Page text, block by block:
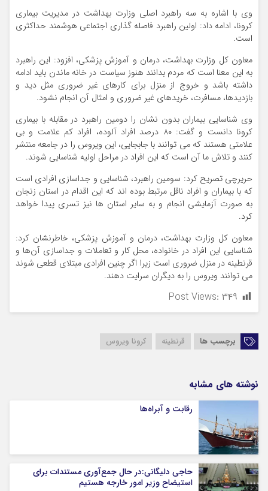
وی با اشاره به سه راهبرد اصلی وزارت بهداشت در مدیریت بیماری
کرونا، ادامه داد: اولین راهبرد فاصله گذاری اجتماعی هوشمند حداکثری
است.
معاون کل وزارت بهداشت، درمان و آموزش پزشکی، افزود: این راهبرد
به این معنا است که مردم بدانند هنوز سیاست در خانه ماندن باید ادامه
داشته باشد و خروج از منزل برای کارهای غیر ضروری مثل دید و
بازدیدها، مسافرت، خریدهای غیر ضروری و امثال آن انجام نشود.
وی شناسایی بیماران بدون نشان را دومین راهبرد در مقابله با بیماری
کرونا دانست و گفت: ۸۰ درصد افراد آلوده، افراد کم علامت و بی
علامتی هستند که می توانند با جابجایی، این ویروس را در جامعه منتشر
کنند و تلاش ما آن است که این افراد در مراحل اولیه شناسایی شوند.
حریرچی تصریح کرد: سومین راهبرد، شناسایی و جداسازی افرادی است
که با بیماران و افراد ناقل مرتبط بوده اند که این اقدام در استان زنجان
به صورت آزمایشی انجام و به سایر استان ها نیز تسری پیدا خواهد
کرد.
معاون کل وزارت بهداشت، درمان و آموزش پزشکی، خاطرنشان کرد:
شناسایی این افراد در خانواده، محل کار و تعاملات و جداسازی آن‌ها و
قرنطینه در منزل ضروری است زیرا اگر چنین افرادی مبتلای قطعی شوند
می توانند ویروس را به دیگران سرایت دهند.
Post Views: ۳۴۹
برچسب ها قرنطینه کرونا ویروس
نوشته های مشابه
رقابت و آبراه‌ها
حاجی دلیگانی:در حال جمع‌آوری مستندات برای
استیضاح وزیر امور خارجه هستیم